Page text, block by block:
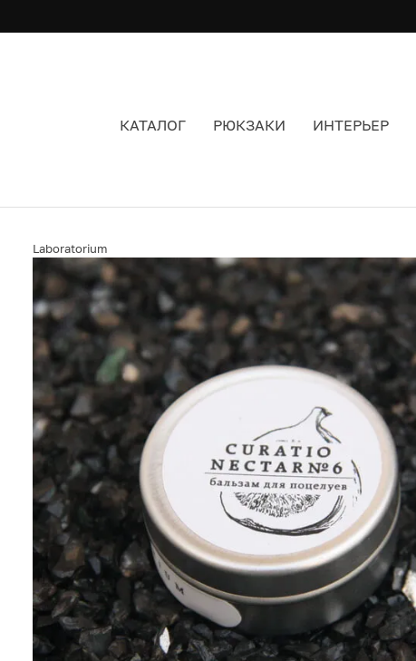
КАТАЛОГ РЮКЗАКИ ИНТЕРЬЕР
Laboratorium